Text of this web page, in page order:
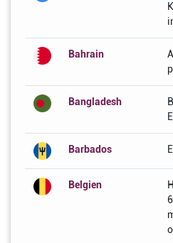
Bahrain
Bangladesh
Barbados
Belgien